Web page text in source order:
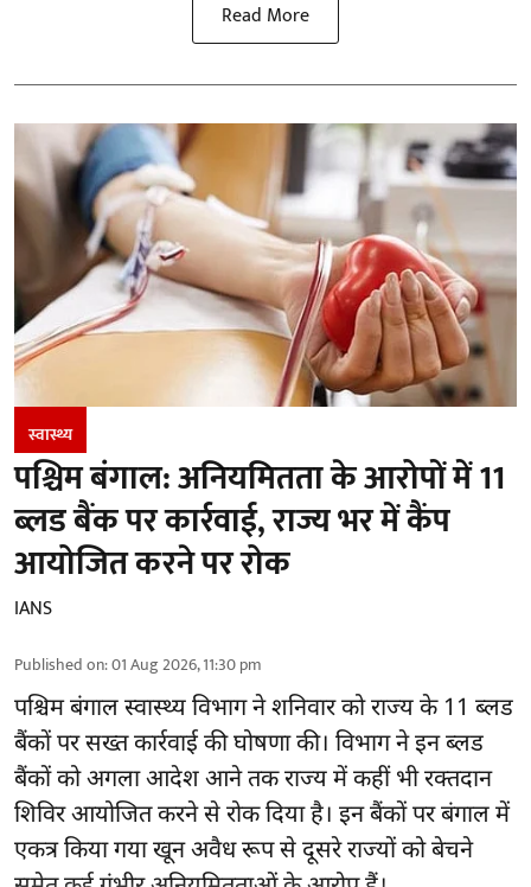
Read More
स्वास्थ्य
पश्चिम बंगाल: अनियमितता के आरोपों में 11
ब्लड बैंक पर कार्रवाई, राज्य भर में कैंप
आयोजित करने पर रोक
IANS
Published on:01 Aug 2026, 11:30 pm
पश्चिम बंगाल स्वास्थ्य विभाग ने शनिवार को राज्य के 11 ब्लड
बैंकों पर सख्त कार्रवाई की घोषणा की। विभाग ने इन ब्लड
बैंकों को अगला आदेश आने तक राज्य में कहीं भी रक्तदान
शिविर आयोजित करने से रोक दिया है। इन बैंकों पर बंगाल में
एकत्र किया गया खून अवैध रूप से दूसरे राज्यों को बेचने